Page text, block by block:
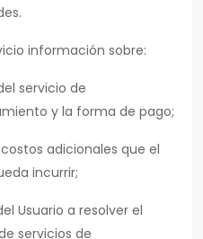
información sobre:
servicio de
y la forma de pago;
adicionales que el
incurrir;
Usuario a resolver el
servicios de